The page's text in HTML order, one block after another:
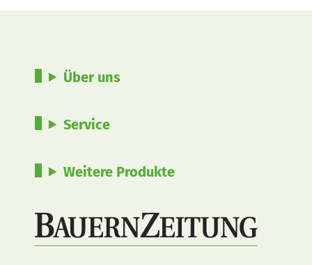
Über uns
Service
Weitere Produkte